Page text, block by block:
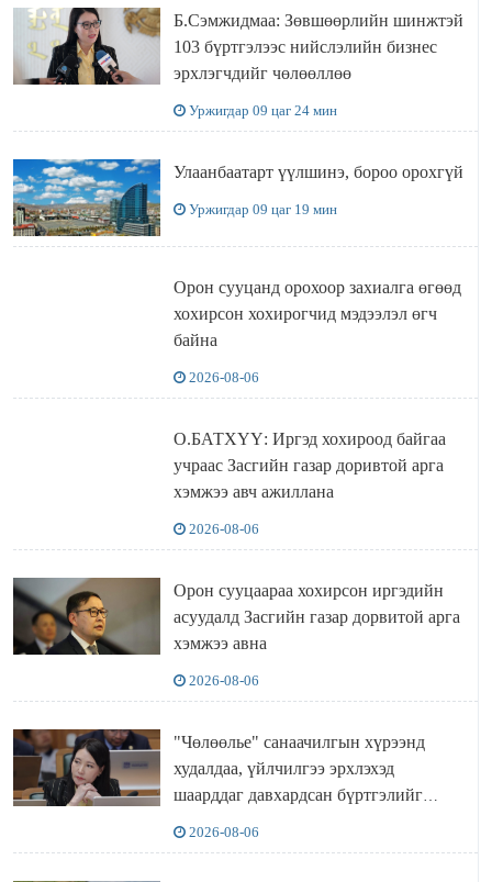
Б.Сэмжидмаа: Зөвшөөрлийн шинжтэй
103 бүртгэлээс нийслэлийн бизнес
эрхлэгчдийг чөлөөллөө
Уржигдар 09 цаг 24 мин
Улаанбаатарт үүлшинэ, бороо орохгүй
Уржигдар 09 цаг 19 мин
Орон сууцанд орохоор захиалга өгөөд
хохирсон хохирогчид мэдээлэл өгч
байна
2026-08-06
О.БАТХҮҮ: Иргэд хохироод байгаа
учраас Засгийн газар доривтой арга
хэмжээ авч ажиллана
2026-08-06
Орон сууцаараа хохирсон иргэдийн
асуудалд Засгийн газар дорвитой арга
хэмжээ авна
2026-08-06
"Чөлөөлье" санаачилгын хүрээнд
худалдаа, үйлчилгээ эрхлэхэд
шаарддаг давхардсан бүртгэлийг
2026-08-06